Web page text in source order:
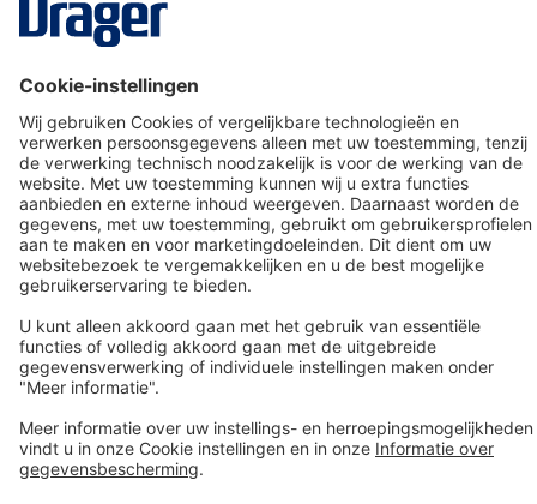
Dräger klantenservice
Over Dräger
Bestellen in onze webshop
Community